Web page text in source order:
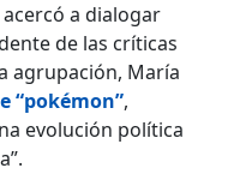
a dialogar
de las críticas
agrupación, María
“pokémon”,
evolución política